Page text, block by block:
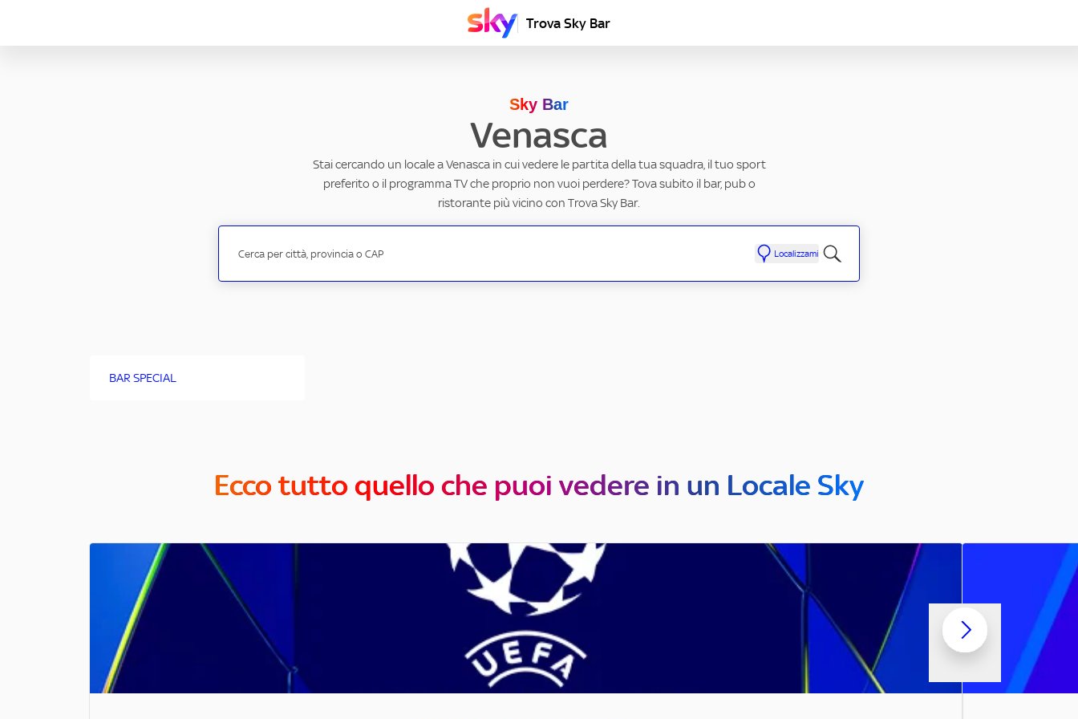
Trova Sky Bar
Sky Bar
Venasca
Stai cercando un locale a Venasca in cui vedere le partita della tua squadra, il tuo sport
preferito o il programma TV che proprio non vuoi perdere? Tova subito il bar, pub o
ristorante più vicino con Trova Sky Bar.
Localizzami
BAR SPECIAL
Ecco tutto quello che puoi vedere in un Locale Sky